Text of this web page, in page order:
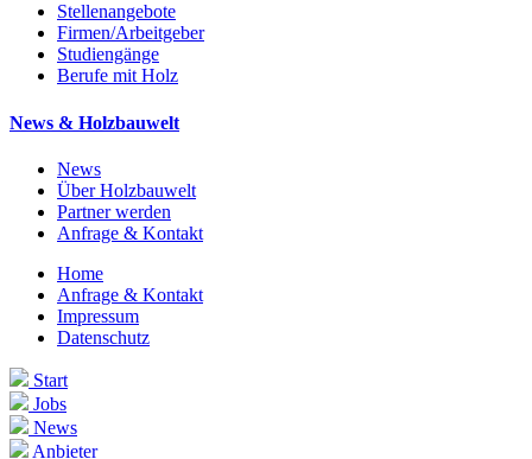
Stellenangebote
Firmen/Arbeitgeber
Studiengänge
Berufe mit Holz
News & Holzbauwelt
News
Über Holzbauwelt
Partner werden
Anfrage & Kontakt
Home
Anfrage & Kontakt
Impressum
Datenschutz
Start
Jobs
News
Anbieter